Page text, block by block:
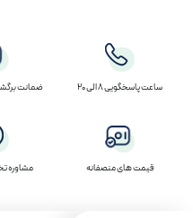
ساعت پاسخگویی 8 الی 20 ضمانت
قیمت های منصفانه مشاوره